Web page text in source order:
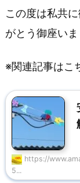
この度は私共
がとう御座いま
※関連記事はこ
https://
5...